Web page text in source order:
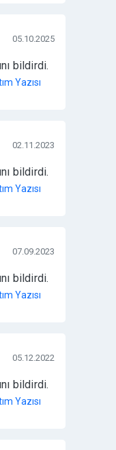
05.10.2025
bildirdi.
Yazısı
02.11.2023
bildirdi.
Yazısı
07.09.2023
bildirdi.
Yazısı
05.12.2022
bildirdi.
Yazısı